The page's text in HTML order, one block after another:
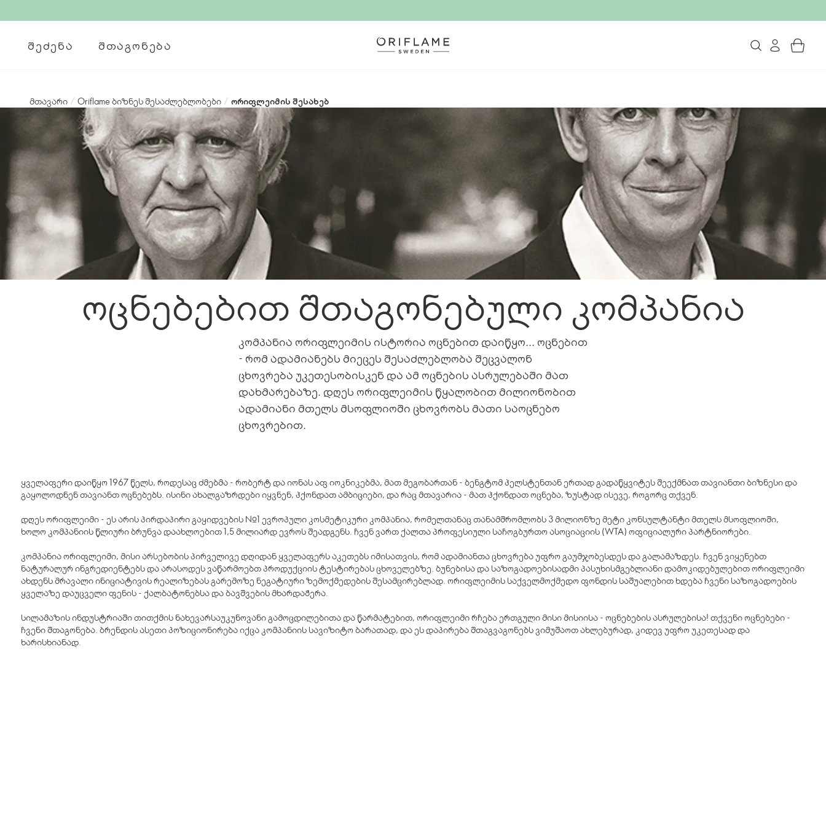
ᲨᲔᲫᲔᲜᲐ ᲨᲗᲐᲒᲝᲜᲔᲑᲐ
მთავარი / Oriflame ბიზნეს შესაძლებლობები / ორიფლეიმის შესახებ
ოცნებებით შთაგონებული კომპანია
კომპანია ორიფლეიმის ისტორია ოცნებით დაიწყო... ოცნებით
- რომ ადამიანებს მიეცეს შესაძლებლობა შეცვალონ
ცხოვრება უკეთესობისკენ და ამ ოცნების ასრულებაში მათ
დახმარებაზე. დღეს ორიფლეიმის წყალობით მილიონობით
ადამიანი მთელს მსოფლიოში ცხოვრობს მათი საოცნებო
ცხოვრებით.
ყველაფერი დაიწყო 1967 წელს, როდესაც ძმებმა - რობერტ და იონას აფ იოკნიკებმა, მათ მეგობართან - ბენგტომ ჰელსტენთან ერთად გადაწყვიტეს შეექმნათ თავიანთი ბიზნესი და
გაყოლოდნენ თავიანთ ოცნებებს. ისინი ახალგაზრდები იყვნენ, ჰქონდათ ამბიციები, და რაც მთავარია - მათ ჰქონდათ ოცნება, ზუსტად ისევე, როგორც თქვენ.
დღეს ორიფლეიმი - ეს არის პირდაპირი გაყიდვების №1 ევროპული კოსმეტიკური კომპანია, რომელთანაც თანამშრომლობს 3 მილიონზე მეტი კონსულტანტი მთელს მსოფლიოში,
ხოლო კომპანიის წლიური ბრუნვა დაახლოებით 1,5 მილიარდ ევროს შეადგენს. ჩვენ ვართ ქალთა პროფესიული საჩოგბურთო ასოციაციის (WTA) ოფიციალური პარტნიორები.
კომპანია ორიფლეიმი, მისი არსებობის პირველივე დღიდან ყველაფერს აკეთებს იმისათვის, რომ ადამიანთა ცხოვრება უფრო გაუმჯობესდეს და გალამაზდეს. ჩვენ ვიყენებთ
ნატურალურ ინგრედიენტებს და არასოდეს ვაწარმოებთ პროდუქციის ტესტირებას ცხოველებზე. ბუნებისა და საზოგადოებისადმი პასუხისმგებლიანი დამოკიდებულებით ორიფლეიმი
ახდენს მრავალი ინიციატივის რეალიზებას გარემოზე ნეგატიური ზემოქმედების შესამცირებლად. ორიფლეიმის საქველმოქმედო ფონდის საშუალებით ხდება ჩვენი საზოგადოების
ყველაზე დაუცველი ფენის - ქალბატონებსა და ბავშვების მხარდაჭერა.
სილამაზის ინდუსტრიაში თითქმის ნახევარსაუკუნოვანი გამოცდილებითა და წარმატებით, ორიფლეიმი რჩება ერთგული მისი მისიისა - ოცნებების ასრულებისა! თქვენი ოცნებები -
ჩვენი შთაგონება. ბრენდის ასეთი პოზიციონირება იქცა კომპანიის სავიზიტო ბარათად, და ეს დაპირება შთაგვაგონებს ვიმუშაოთ ახლებურად, კიდევ უფრო უკეთესად და
ხარისხიანად.